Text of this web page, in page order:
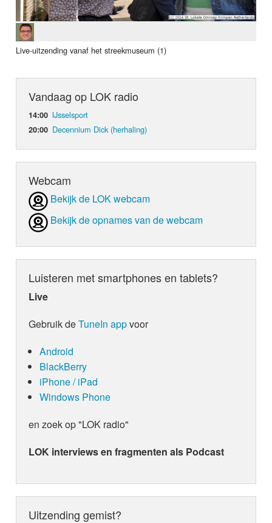
Live-uitzending vanaf het streekmuseum (1)
Vandaag op LOK radio
14:00 IJsselsport
20:00 Decennium Dick (herhaling)
Webcam
Bekijk de LOK webcam
Bekijk de opnames van de webcam
Luisteren met smartphones en tablets?
Live
Gebruik deTuneIn appvoor
Android
BlackBerry
iPhone / iPad
Windows Phone
en zoek op "LOK radio"
LOK interviews en fragmenten als Podcast
Uitzending gemist?